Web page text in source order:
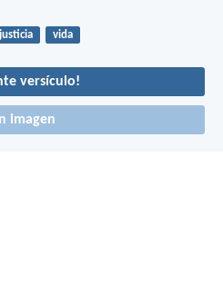
justicia vida
versículo!
imagen